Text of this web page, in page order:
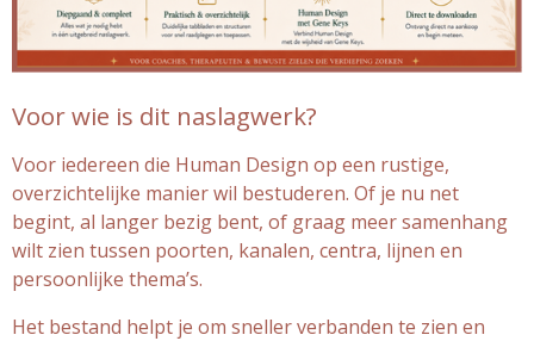
Voor wie is dit naslagwerk?
Voor iedereen die Human Design op een rustige,
overzichtelijke manier wil bestuderen. Of je nu net
begint, al langer bezig bent, of graag meer samenhang
wilt zien tussen poorten, kanalen, centra, lijnen en
persoonlijke thema’s.
Het bestand helpt je om sneller verbanden te zien en